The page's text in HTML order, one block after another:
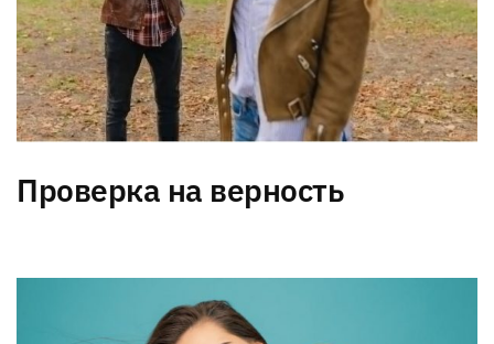
Проверка на верность